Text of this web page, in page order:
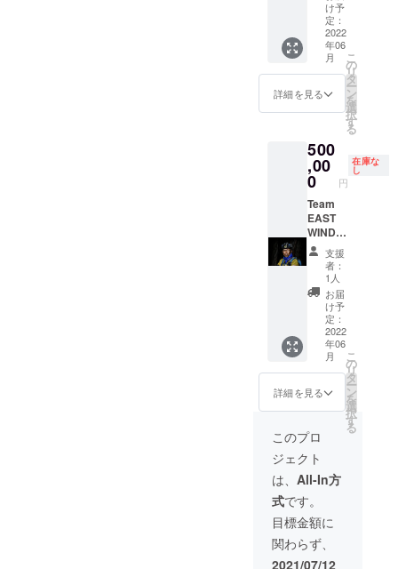
う！ ・
2022年
6月末ま
での期
間で相
談して
日程を
ます
ジャー
齊藤健
一郎を1
日自由
に使え
る権利
・2022
年6月末
までの
相談し
て日程
を決定
させて
いただ
きます
・齊藤
健一郎
の現地
までの
交通費
等、実
費は購
入者様
ご負担
となり
ます ・
公序良
俗に反
する内
容、法
令に違
反する
内容な
どはお
受けで
きませ
ん
け予
定：
2022
年06
月
詳細を見る
こ
の
リ
タ
ー
ン
を
選
択
す
る
500
,00
0 円
在庫な
し
Team
EAST
WIND
鬼軍曹
こと田
中正人
さんに
お越し
いただ
ける権
メディ
アでお
馴染み
日本の
アドベ
ン
チャー
レース
の第一
人者の
田中正
人さん
にお越
しいた
だける
支援
者：
1人
お届
け予
定：
2022
年06
月
詳細を見る
こ
の
リ
タ
ー
ン
を
選
択
す
る
このプロ
ジェクト
は、 All-In方
式です。
目標金額に
関わらず、
2021/07/12